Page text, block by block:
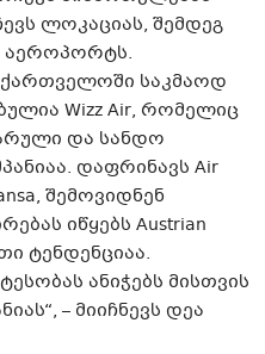
ლოკაციას, შემდეგ
აეროპორტს.
საკმაოდ
Wizz Air, რომელიც
და სანდო
დაფრინავს Air
შემოვიდნენ
იწყებს Austrian
ტენდენციაა.
ანიჭებს მისთვის
– მიიჩნევს დეა